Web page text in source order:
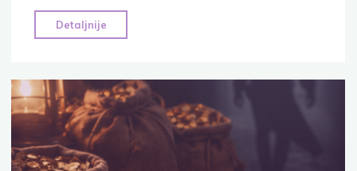
Detaljnije
pera
dječije
književnosti:10
poučnih
priča